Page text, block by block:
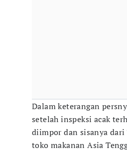
Dalam keterangan
setelah inspeksi acak
diimpor dan sisanya
toko makanan Asia